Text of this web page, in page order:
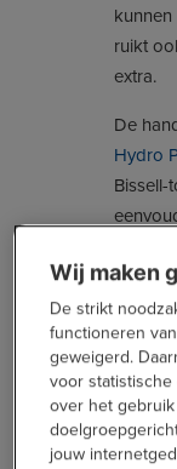
ruikt
extra.
De
Hydro
Bissell-
je de
met
van
gevuld
Wij maken
De strikt
functioneren
geweigerd.
voor
over het
jouw